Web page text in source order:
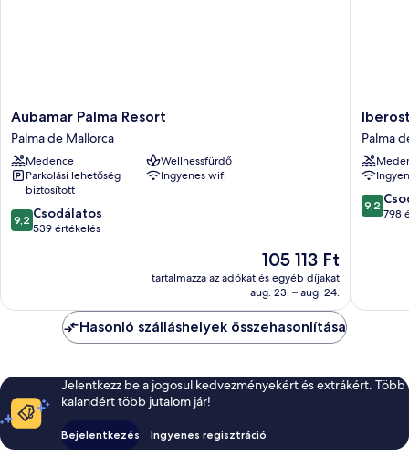
Aubamar
Palma
Resort
Palma
de
Mallorca
Aubamar Palma Resort
Palma de Mallorca
Medence
Wellnessfürdő
Parkolási lehetőség
biztosított
Ingyenes wifi
9.2
ennyiből:
9,2 Csodálatos
539 értékelés
Az
ár
105 113 Ft
105 113 Ft
tartalmazza az adókat és egyéb díjakat
aug. 23. – aug. 24.
Llaut
Palma
-
Adults
Only
Palma
9.2
9,2
798
Hasonló szálláshelyek összehasonlítása
Jelentkezz be a jogosul kedvezményekért és extrákért. Több
kalandért több jutalom jár!
Bejelentkezés Ingyenes regisztráció